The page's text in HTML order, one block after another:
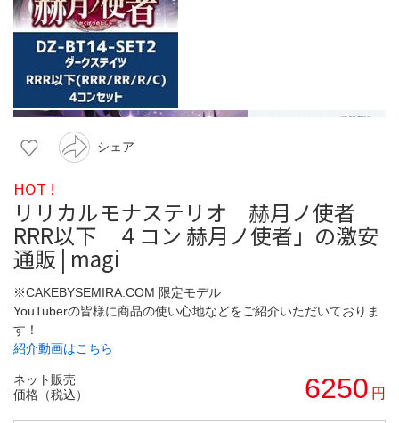
シェア
HOT !
リリカルモナステリオ 赫月ノ使者
RRR以下 ４コン 赫月ノ使者」の激安
通販 | magi
※CAKEBYSEMIRA.COM 限定モデル
YouTuberの皆様に商品の使い心地などをご紹介いただいておりま
す！
紹介動画はこちら
ネット販売
価格（税込）
6250 円